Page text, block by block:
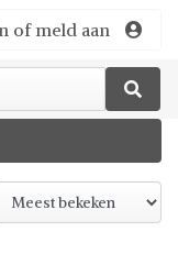
of meld aan